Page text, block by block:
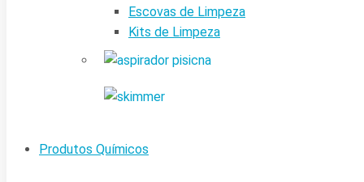
Escovas de Limpeza
Kits de Limpeza
Produtos Químicos